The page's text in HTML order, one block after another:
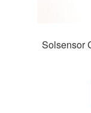
Solsensor